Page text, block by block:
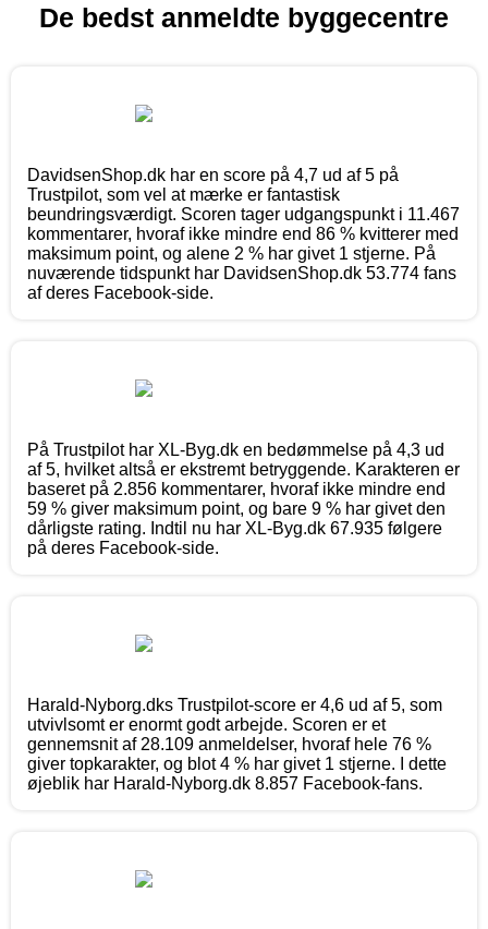
De bedst anmeldte byggecentre
DavidsenShop.dk har en score på 4,7 ud af 5 på
Trustpilot, som vel at mærke er fantastisk
beundringsværdigt. Scoren tager udgangspunkt i 11.467
kommentarer, hvoraf ikke mindre end 86 % kvitterer med
maksimum point, og alene 2 % har givet 1 stjerne. På
nuværende tidspunkt har DavidsenShop.dk 53.774 fans
af deres Facebook-side.
På Trustpilot har XL-Byg.dk en bedømmelse på 4,3 ud
af 5, hvilket altså er ekstremt betryggende. Karakteren er
baseret på 2.856 kommentarer, hvoraf ikke mindre end
59 % giver maksimum point, og bare 9 % har givet den
dårligste rating. Indtil nu har XL-Byg.dk 67.935 følgere
på deres Facebook-side.
Harald-Nyborg.dks Trustpilot-score er 4,6 ud af 5, som
utvivlsomt er enormt godt arbejde. Scoren er et
gennemsnit af 28.109 anmeldelser, hvoraf hele 76 %
giver topkarakter, og blot 4 % har givet 1 stjerne. I dette
øjeblik har Harald-Nyborg.dk 8.857 Facebook-fans.